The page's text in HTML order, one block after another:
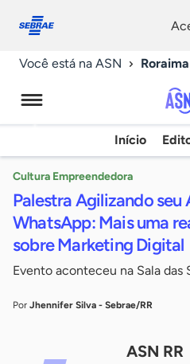
conosco
Você está na ASN Roraima
Início
Cultura Empreendedora
Palestra Agilizando
WhatsApp: Mais uma
sobre Marketing Digital
Evento aconteceu na Sala das
Por Jhennifer Silva - Sebrae/RR
ASN RR